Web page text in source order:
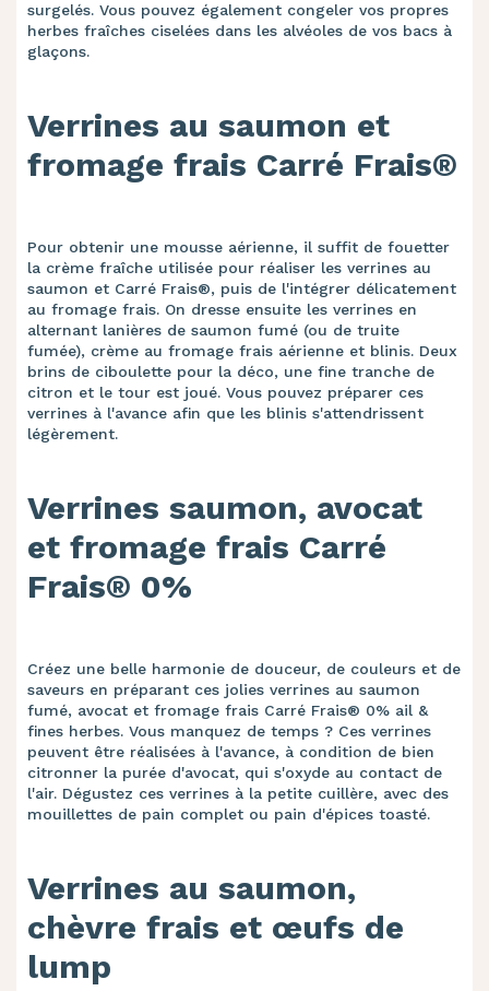
surgelés. Vous pouvez également congeler vos propres
herbes fraîches ciselées dans les alvéoles de vos bacs à
glaçons.
Verrines au saumon et
fromage frais Carré Frais®
Pour obtenir une mousse aérienne, il suffit de fouetter
la crème fraîche utilisée pour réaliser les verrines au
saumon et Carré Frais®, puis de l'intégrer délicatement
au fromage frais. On dresse ensuite les verrines en
alternant lanières de saumon fumé (ou de truite
fumée), crème au fromage frais aérienne et blinis. Deux
brins de ciboulette pour la déco, une fine tranche de
citron et le tour est joué. Vous pouvez préparer ces
verrines à l'avance afin que les blinis s'attendrissent
légèrement.
Verrines saumon, avocat
et fromage frais Carré
Frais® 0%
Créez une belle harmonie de douceur, de couleurs et de
saveurs en préparant ces jolies verrines au saumon
fumé, avocat et fromage frais Carré Frais® 0% ail &
fines herbes. Vous manquez de temps ? Ces verrines
peuvent être réalisées à l'avance, à condition de bien
citronner la purée d'avocat, qui s'oxyde au contact de
l'air. Dégustez ces verrines à la petite cuillère, avec des
mouillettes de pain complet ou pain d'épices toasté.
Verrines au saumon,
chèvre frais et œufs de
lump